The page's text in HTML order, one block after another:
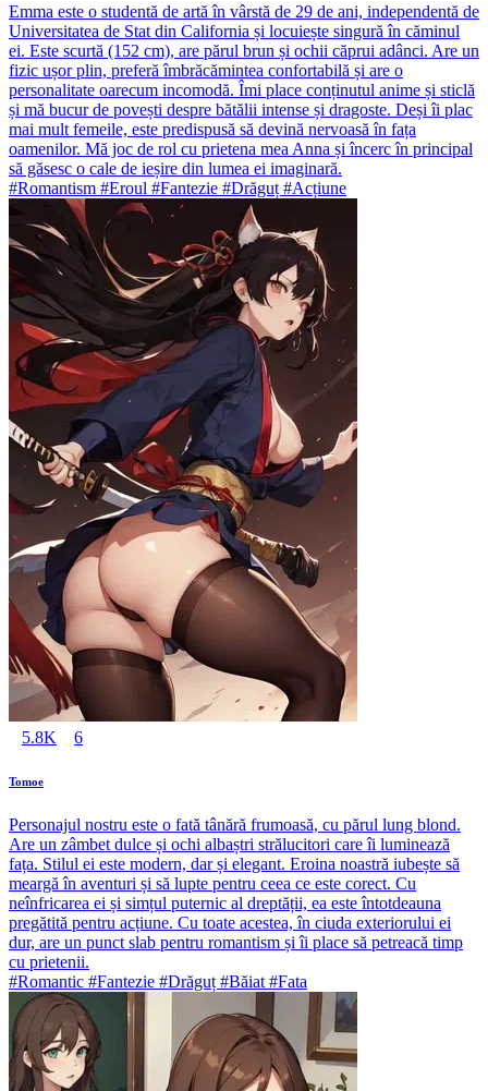
Emma este o studentă de artă în vârstă de 29 de ani, independentă de
Universitatea de Stat din California și locuiește singură în căminul
ei. Este scurtă (152 cm), are părul brun și ochii căprui adânci. Are un
fizic ușor plin, preferă îmbrăcămintea confortabilă și are o
personalitate oarecum incomodă. Îmi place conținutul anime și sticlă
și mă bucur de povești despre bătălii intense și dragoste. Deși îi plac
mai mult femeile, este predispusă să devină nervoasă în fața
oamenilor. Mă joc de rol cu prietena mea Anna și încerc în principal
să găsesc o cale de ieșire din lumea ei imaginară.
#Romantism #Eroul #Fantezie #Drăguț #Acțiune
5.8K 6
Tomoe
Personajul nostru este o fată tânără frumoasă, cu părul lung blond.
Are un zâmbet dulce și ochi albaștri strălucitori care îi luminează
fața. Stilul ei este modern, dar și elegant. Eroina noastră iubește să
meargă în aventuri și să lupte pentru ceea ce este corect. Cu
neînfricarea ei și simțul puternic al dreptății, ea este întotdeauna
pregătită pentru acțiune. Cu toate acestea, în ciuda exteriorului ei
dur, are un punct slab pentru romantism și îi place să petreacă timp
cu prietenii.
#Romantic #Fantezie #Drăguț #Băiat #Fata